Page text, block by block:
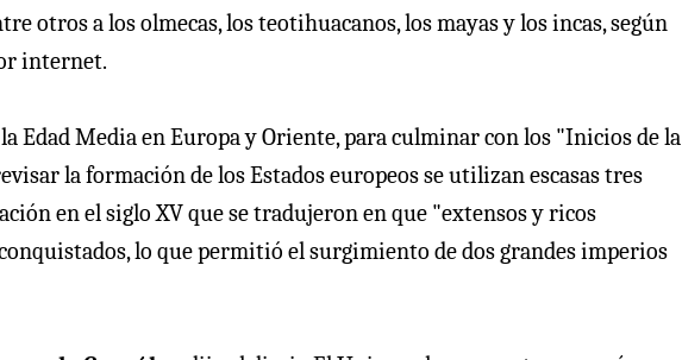
otros a los olmecas, los teotihuacanos, los mayas y los incas, según
internet.
Edad Media en Europa y Oriente, para culminar con los "Inicios de la
la formación de los Estados europeos se utilizan escasas tres
en el siglo XV que se tradujeron en que "extensos y ricos
lo que permitió el surgimiento de dos grandes imperios